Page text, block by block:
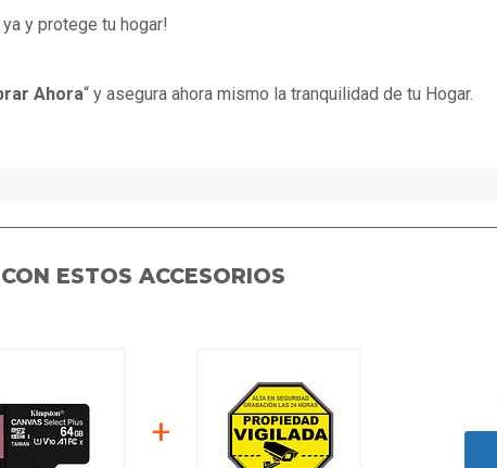
y protege tu hogar!
Ahora“ y asegura ahora mismo la tranquilidad de tu Hogar.
ESTOS ACCESORIOS
+